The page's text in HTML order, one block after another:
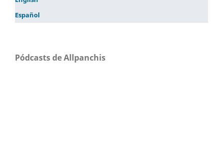
Español
Pódcasts de Allpanchis